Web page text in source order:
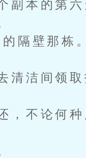
本的第六
壁那栋
洁间领取
不论何种